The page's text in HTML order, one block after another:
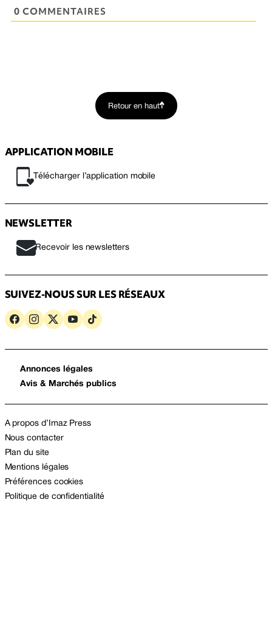
0 COMMENTAIRES
Retour en haut
APPLICATION MOBILE
Télécharger l’application mobile
NEWSLETTER
Recevoir les newsletters
SUIVEZ-NOUS SUR LES RÉSEAUX
Annonces légales
Avis & Marchés publics
A propos d’Imaz Press
Nous contacter
Plan du site
Mentions légales
Préférences cookies
Politique de confidentialité